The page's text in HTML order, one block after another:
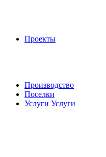
Проекты
Производство
Поселки
Услуги Услуги